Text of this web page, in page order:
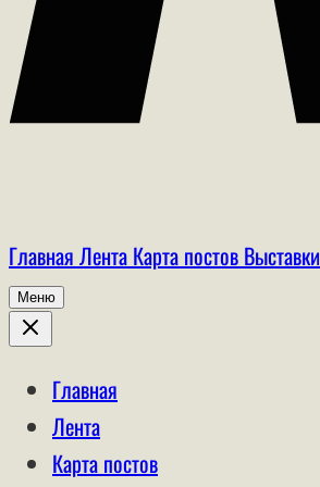
Главная Лента Карта постов Выставки
Меню
Главная
Лента
Карта постов